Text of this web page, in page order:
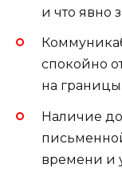
и что явно
спокойно
на границы.
Наличие
времени и